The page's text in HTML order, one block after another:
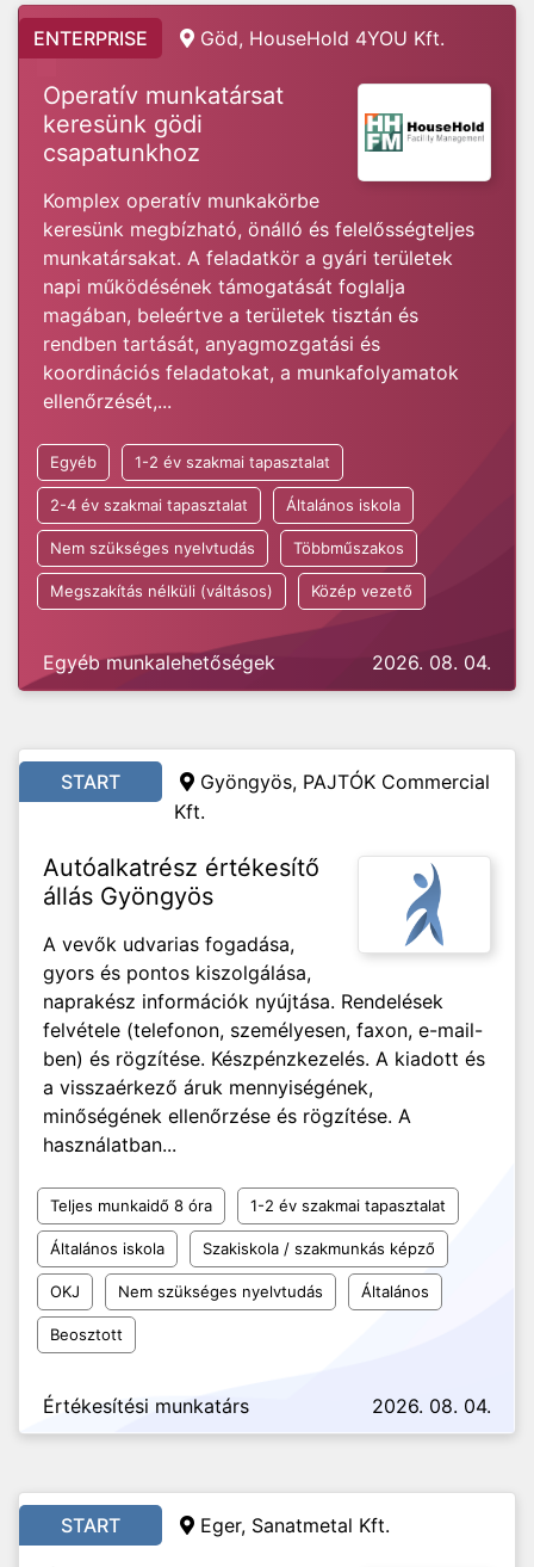
ENTERPRISE Göd, HouseHold 4YOU Kft.
Operatív munkatársat
keresünk gödi
csapatunkhoz
Komplex operatív munkakörbe
keresünk megbízható, önálló és felelősségteljes
munkatársakat. A feladatkör a gyári területek
napi működésének támogatását foglalja
magában, beleértve a területek tisztán és
rendben tartását, anyagmozgatási és
koordinációs feladatokat, a munkafolyamatok
ellenőrzését,...
Egyéb 1-2 év szakmai tapasztalat
2-4 év szakmai tapasztalat Általános iskola
Nem szükséges nyelvtudás Többműszakos
Megszakítás nélküli (váltásos) Közép vezető
Egyéb munkalehetőségek 2026. 08. 04.
START
Gyöngyös, PAJTÓK Commercial
Kft.
Autóalkatrész értékesítő
állás Gyöngyös
A vevők udvarias fogadása,
gyors és pontos kiszolgálása,
naprakész információk nyújtása. Rendelések
felvétele (telefonon, személyesen, faxon, e-mail-
ben) és rögzítése. Készpénzkezelés. A kiadott és
a visszaérkező áruk mennyiségének,
minőségének ellenőrzése és rögzítése. A
használatban...
Teljes munkaidő 8 óra 1-2 év szakmai tapasztalat
Általános iskola Szakiskola / szakmunkás képző
OKJ Nem szükséges nyelvtudás Általános
Beosztott
Értékesítési munkatárs 2026. 08. 04.
START Eger, Sanatmetal Kft.